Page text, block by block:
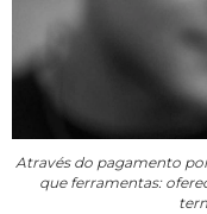
Através do pagamento
que ferramentas: